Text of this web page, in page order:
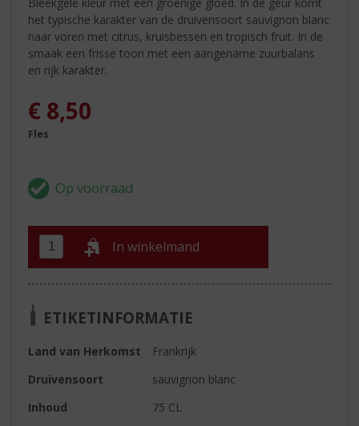
het typische karakter van de druivensoort sauvignon blanc
naar voren met citrus, kruisbessen en tropisch fruit. In de
smaak een frisse toon met een aangename zuurbalans
en rijk karakter.
€ 8,50
Fles
In winkelmand
ETIKETINFORMATIE
Land van Herkomst
Frankrijk
Druivensoort
sauvignon blanc
Inhoud
75 CL